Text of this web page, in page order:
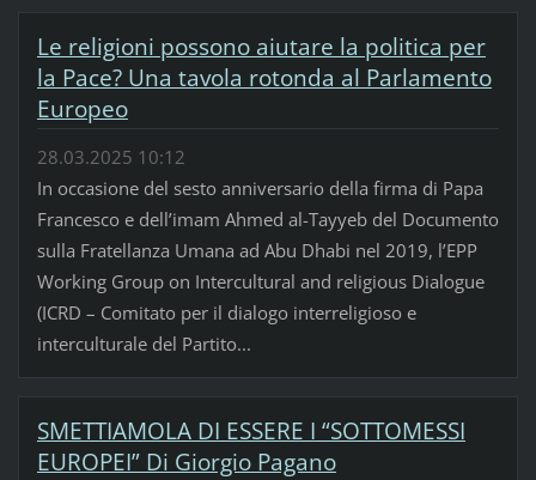
Le religioni possono aiutare la politica per
la Pace? Una tavola rotonda al Parlamento
Europeo
28.03.2025 10:12
In occasione del sesto anniversario della firma di Papa
Francesco e dell’imam Ahmed al-Tayyeb del Documento
sulla Fratellanza Umana ad Abu Dhabi nel 2019, l’EPP
Working Group on Intercultural and religious Dialogue
(ICRD – Comitato per il dialogo interreligioso e
interculturale del Partito...
SMETTIAMOLA DI ESSERE I “SOTTOMESSI
EUROPEI” Di Giorgio Pagano